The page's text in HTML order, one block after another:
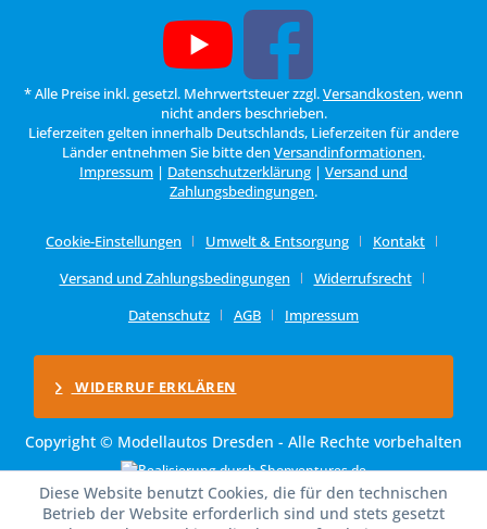
* Alle Preise inkl. gesetzl. Mehrwertsteuer zzgl.Versandkosten, wenn
nicht anders beschrieben.
Lieferzeiten gelten innerhalb Deutschlands, Lieferzeiten für andere
Länder entnehmen Sie bitte den Versandinformationen.
Impressum | Datenschutzerklärung | Versand und
Zahlungsbedingungen.
Cookie-Einstellungen Umwelt & Entsorgung
Kontakt
Versand und Zahlungsbedingungen
Widerrufsrecht
Datenschutz
AGB Impressum
WIDERRUF ERKLÄREN
Copyright © Modellautos Dresden - Alle Rechte vorbehalten
Diese Website benutzt Cookies, die für den technischen
Betrieb der Website erforderlich sind und stets gesetzt